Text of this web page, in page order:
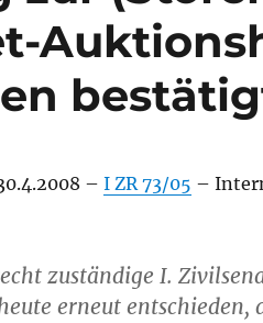
– I ZR 73/05 –
zuständige I.
erneut entschieden,